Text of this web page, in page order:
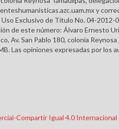
y
Exclusivo de Título No. 04-
de este número: Álvaro Ernesto
Av. San Pablo 180, colonia
Las opiniones expresadas por
Compartir Igual 4.0 Internacional